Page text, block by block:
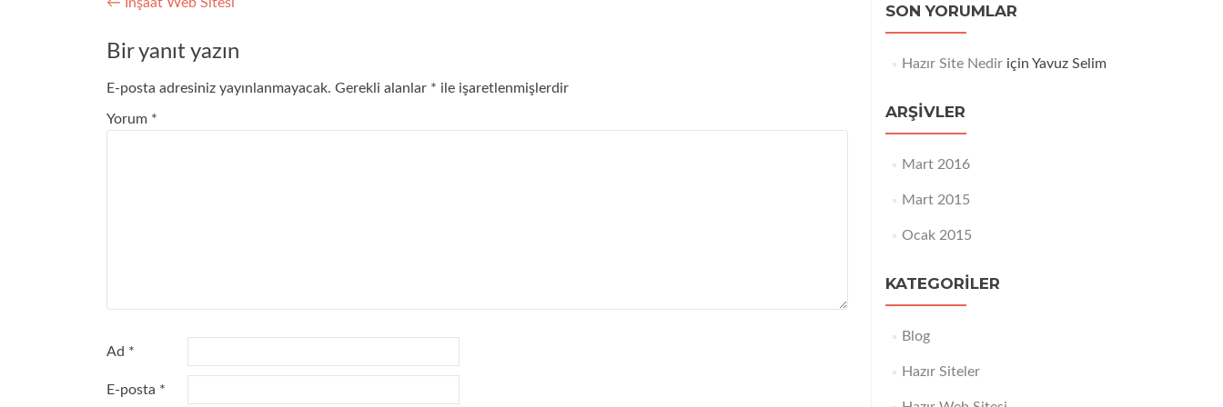
Yazı
gezinmesi
Bir yanıt yazın
E-posta adresiniz yayınlanmayacak. Gerekli alanlar * ile işaretlenmişlerdir
Yorum *
Ad *
E-posta *
SON YORUMLAR
Hazır Site Nediriçin Yavuz Selim
ARŞIVLER
Mart 2016
Mart 2015
Ocak 2015
KATEGORILER
Blog
Hazır Siteler